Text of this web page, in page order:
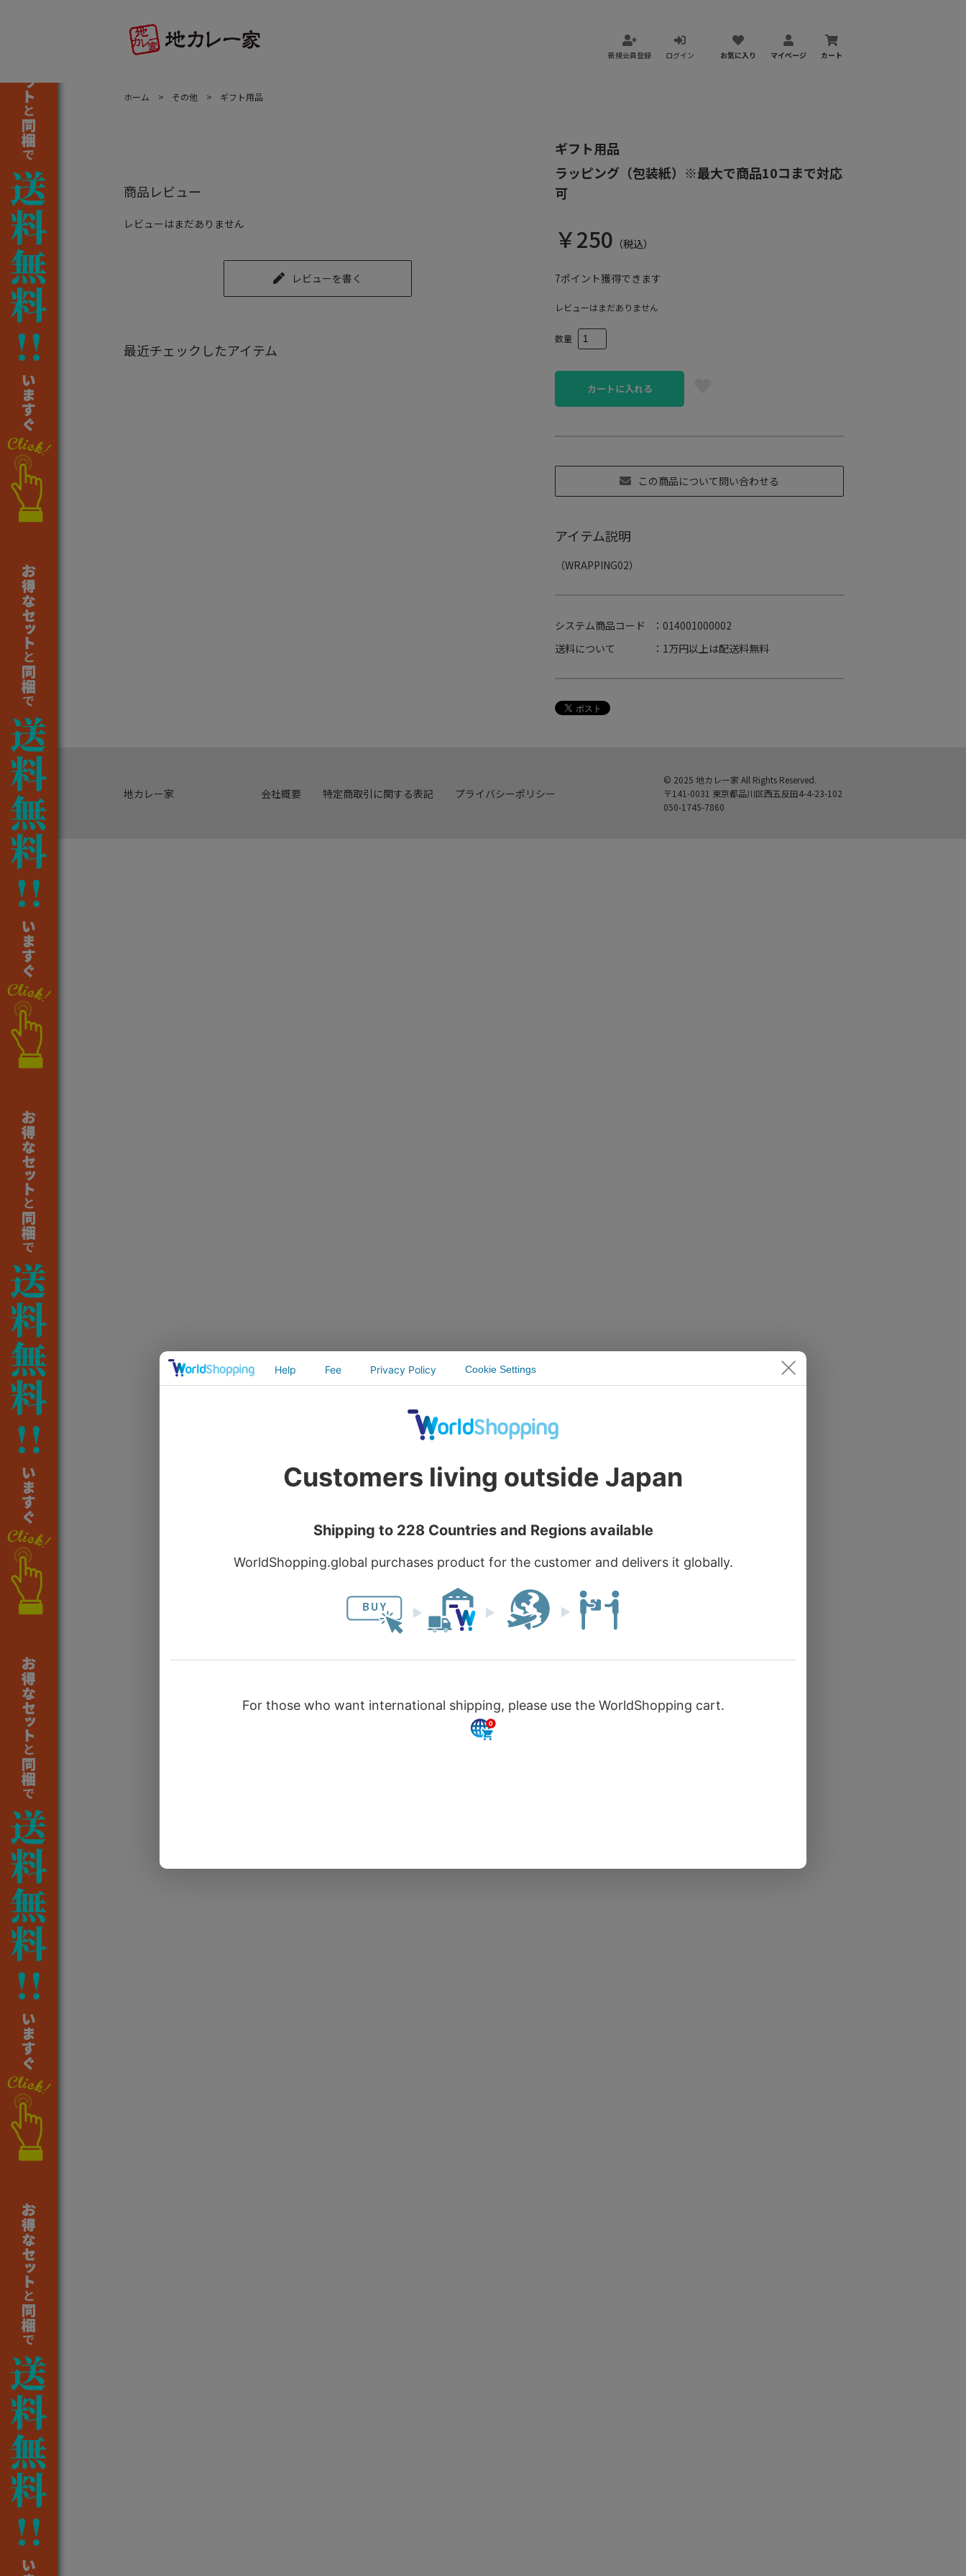
新規会員登録 ログイン お気に入り マイページ カート
ホーム その他 ギフト用品
ギフト用品
ラッピング（包装紙）※最大で商品10コまで対応
可
￥250 （税込）
7ポイント獲得できます
レビューはまだありません
数量
カートに入れる
この商品について問い合わせる
アイテム説明
（WRAPPING02）
システム商品コード
：014001000002
送料について
：1万円以上は配送料無料
商品レビュー
レビューはまだありません
レビューを書く
最近チェックしたアイテム
地カレー家 会社概要 特定商取引に関する表記 プライバシーポリシー
© 2025 地カレー家 All Rights Reserved.
〒141-0031 東京都品川区西五反田4-4-23-102
050-1745-7860